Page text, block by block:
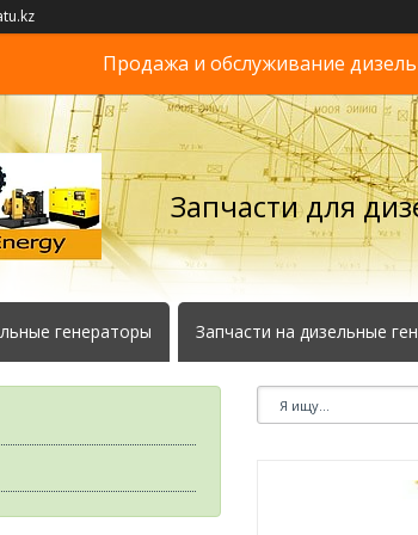
Продажа и обслуживание
Запчасти для
генераторы Запчасти на дизельные